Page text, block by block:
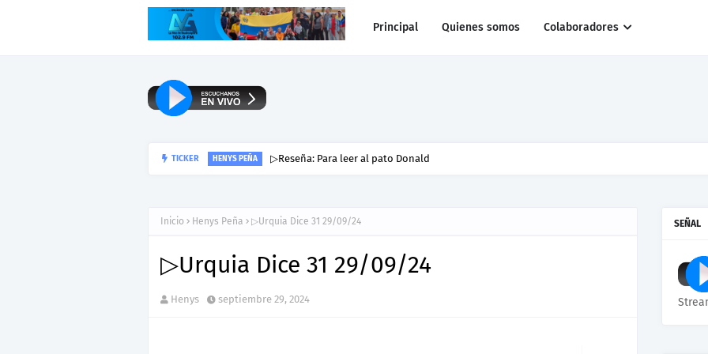
Principal Quienes somos Colaboradores
TICKER
Inicio Henys Peña ▷Urquia Dice 31 29/09/24
▷Urquia Dice 31 29/09/24
Henys septiembre 29, 2024
SEÑAL